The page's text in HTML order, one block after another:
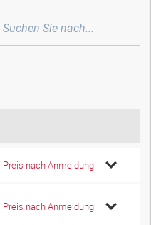
Preis nach Anmeldung
Preis nach Anmeldung